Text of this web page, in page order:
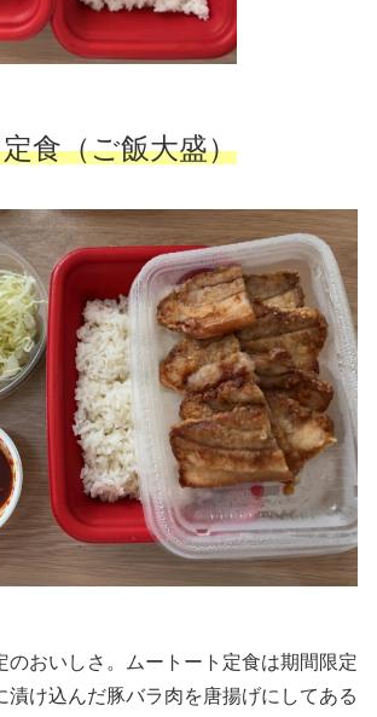
食（ご飯大盛）
のおいしさ。ムートート定食は期間限定
漬け込んだ豚バラ肉を唐揚げにしてある